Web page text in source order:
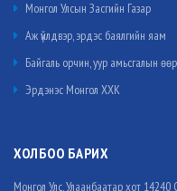
Монгол Улсын Засгийн Газар
Аж үйлдвэр, эрдэс баялгийн яам
Байгаль орчин, уур амьсгалын
Эрдэнэс Монгол ХХК
ХОЛБОО БАРИХ
Монгол Улс, Улаанбаатар хот 14240